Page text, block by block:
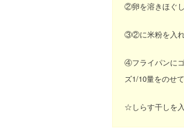
②卵を溶きほぐ
③②に米粉を入れ
④フライパンに
ズ1/10量をのせ
☆しらす干しを